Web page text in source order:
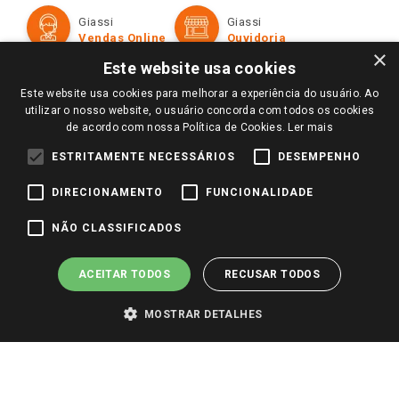
Televendas
Perguntas frequentes
Trabalhe Conosco
Identidade Visual
Formas de Pagamento
Políticas de entrega
Trocas e Devoluções
Giassi
Vendas Online
Giassi
Ouvidoria
Redes Sociais
Pagamento e Segurança
×
Este website usa cookies
Este website usa cookies para melhorar a experiência do usuário. Ao
utilizar o nosso website, o usuário concorda com todos os cookies
de acordo com nossa Política de Cookies. Ler mais
ESTRITAMENTE NECESSÁRIOS DESEMPENHO
DIRECIONAMENTO FUNCIONALIDADE
NÃO CLASSIFICADOS
ACEITAR TODOS RECUSAR TODOS
MOSTRAR DETALHES